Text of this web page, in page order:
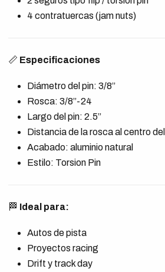
4 contratuercas (jam nuts)
📏 Especificaciones
Diámetro del pin: 3/8”
Rosca: 3/8”-24
Largo del pin: 2.5”
Distancia de la rosca al centro
Acabado: aluminio natural
Estilo: Torsion Pin
🏁 Ideal para:
Autos de pista
Proyectos racing
Drift y track day